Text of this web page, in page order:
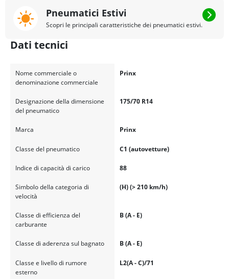
Pneumatici Estivi
Scopri le principali caratteristiche dei pneumatici estivi.
Dati tecnici
Nome commerciale o
denominazione commerciale
Prinx
Designazione della dimensione
del pneumatico
175/70 R14
Marca Prinx
Classe del pneumatico C1 (autovetture)
Indice di capacità di carico 88
Simbolo della categoria di
velocità
(H) (> 210 km/h)
Classe di efficienza del
carburante
B (A - E)
Classe di aderenza sul bagnato B (A - E)
Classe e livello di rumore
esterno
L2(A - C)/71